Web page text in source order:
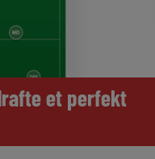
et perfekt